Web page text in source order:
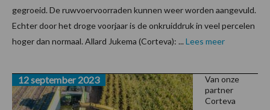
gegroeid. De ruwvoervoorraden kunnen weer worden aangevuld.
Echter door het droge voorjaar is de onkruiddruk in veel percelen
hoger dan normaal. Allard Jukema (Corteva): ... Lees meer
Van onze
partner
Corteva
12 september 2023